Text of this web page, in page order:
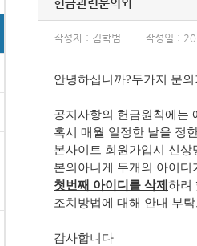
헌금관련문의외
작성자 : 김학범 작성일 :
안녕하십니까?두가지 문
공지사항의 헌금원칙에는
혹시 매월 일정한 날을 정
본사이트 회원가입시 신
본의아니게 두개의 아이
첫번째 아이디를 삭제 하려
조치방법에 대해 안내 부
감사합니다